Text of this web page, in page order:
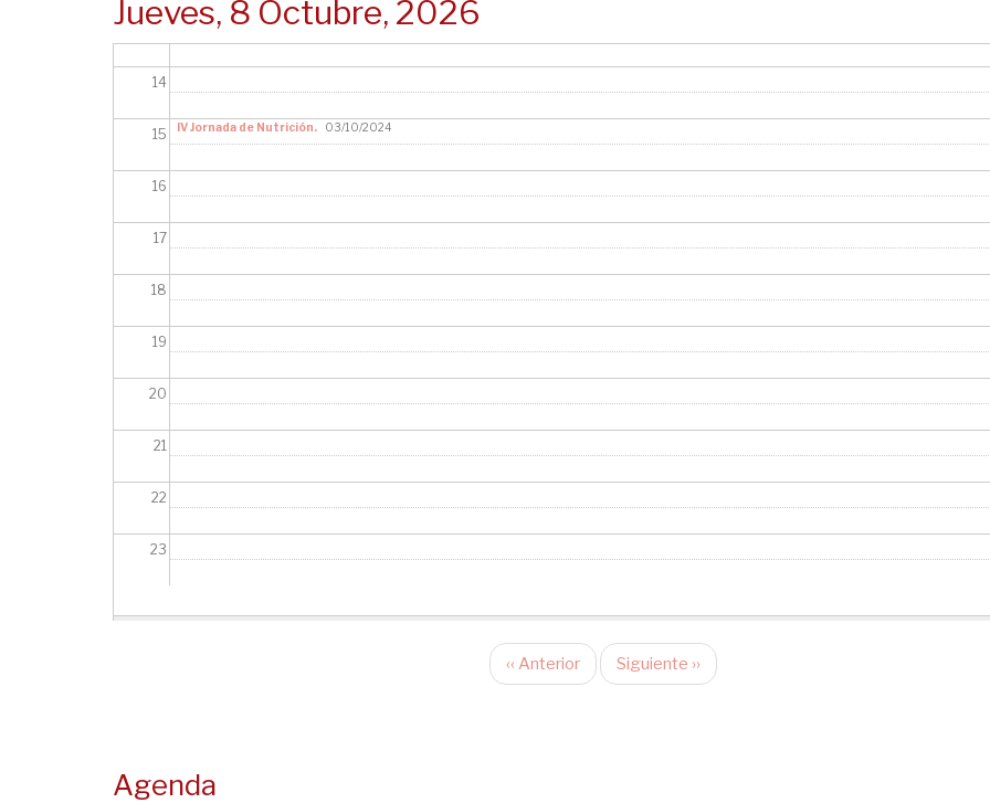
Jueves, 8 Octubre, 2026
14
15
16
17
18
19
20
21
22
23
IV Jornada de Nutrición. 03/10/2024
‹‹ Anterior Siguiente ››
Agenda